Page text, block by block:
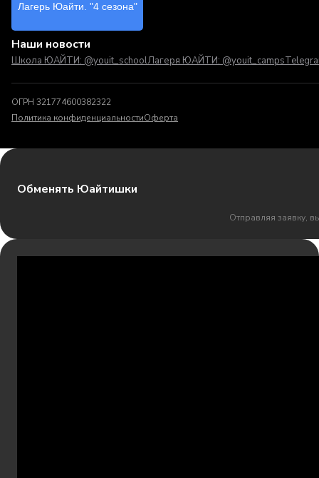
Лагерь Юайти. "4 сезона"
Наши новости
Школа ЮАЙТИ: @youit_schoolЛагеря ЮАЙТИ: @youit_camps
ОГРН 321774600382322
Политика конфиденциальностиОферта
Обменять Юайтишки
Отправляя заявку,